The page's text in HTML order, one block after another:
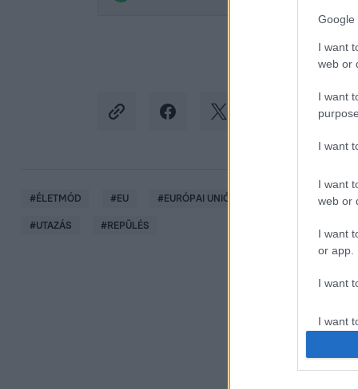
Google
I want
web or
I want
I want
I want
web or
I want
or app.
I want
I want
#ÉLETMÓD #EU #EURÓPAI UNIÓ #
#UTAZÁS #REPÜLÉS